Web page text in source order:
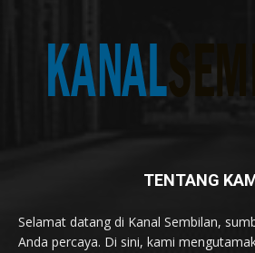
TENTANG
Selamat datang di Kanal Sembilan,
Anda percaya. Di sini, kami